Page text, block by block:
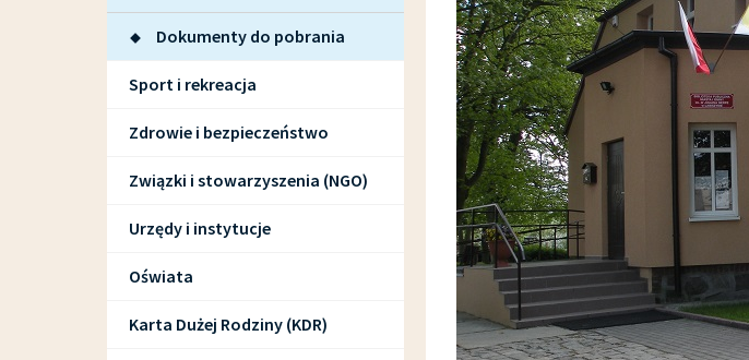
Dokumenty do pobrania
Sport i rekreacja
Zdrowie i bezpieczeństwo
Związki i stowarzyszenia (NGO)
Urzędy i instytucje
Oświata
Karta Dużej Rodziny (KDR)